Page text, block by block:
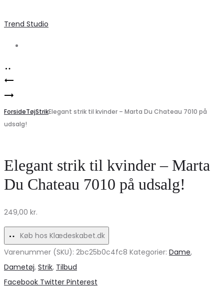
Trend Studio
Product
navigation
knickers
til
–
Fantastisk
tilbud!
VILA
VIKALVIN
Kjole
Elegant
Hæklet
Design
Sort
ForsideTøjStrikElegant strik til kvinder – Marta Du Chateau 7010 på
udsalg!
Elegant strik til kvinder – Marta
Du Chateau 7010 på udsalg!
249,00 kr.
Køb hos Klædeskabet.dk
Varenummer (SKU): 2bc25b0c4fc8 Kategorier: Dame,
Dametøj, Strik, Tilbud
Share
Facebook Twitter Pinterest